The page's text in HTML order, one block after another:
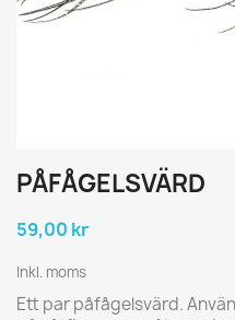
PÅFÅGELSVÄRD
59,00 kr
Inkl. moms
Ett par påfågelsvärd.